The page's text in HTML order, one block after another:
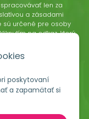
poskytovaní
a zapamätať si
len za
a zásadami
sú určené pre osoby
na odkaz, ktorý
na odkaz z